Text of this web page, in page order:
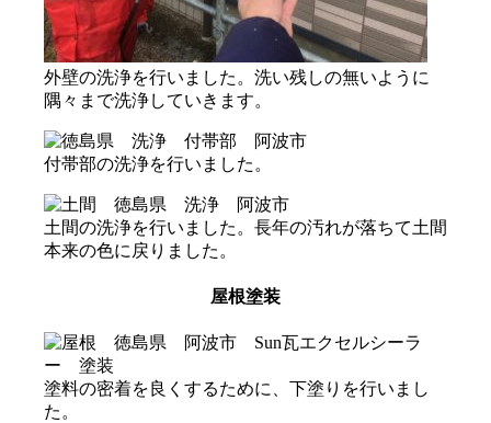
外壁の洗浄を行いました。洗い残しの無いように
隅々まで洗浄していきます。
付帯部の洗浄を行いました。
土間の洗浄を行いました。長年の汚れが落ちて土間
本来の色に戻りました。
屋根塗装
塗料の密着を良くするために、下塗りを行いまし
た。